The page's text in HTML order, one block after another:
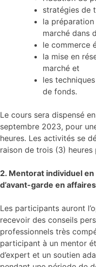
stratégies de
la préparation
marché dans
le commerce
la mise en
marché et
les
de fonds.
Le cours sera dispensé
septembre 2023, pour
heures. Les activités se
raison de trois (3) heures
2. Mentorat individuel
d’avant-garde en
Les participants auront
recevoir des conseils
professionnels très
participant à un mentor
d’expert et un soutien